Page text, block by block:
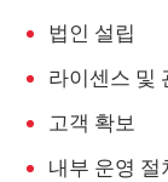
법인 설립
라이센스 및
고객 확보
내부 운영 절